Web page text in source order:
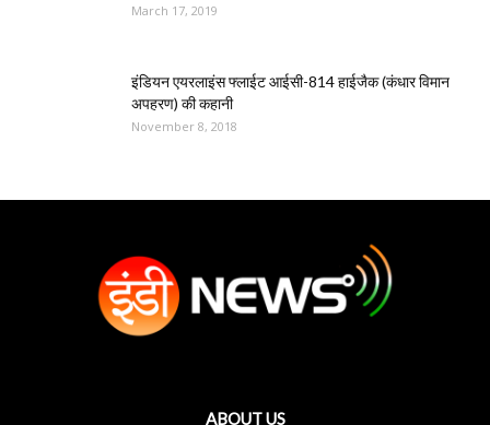
March 17, 2019
इंडियन एयरलाइंस फ्लाईट आईसी-814 हाईजैक (कंधार विमान
अपहरण) की कहानी
November 8, 2018
ABOUT US